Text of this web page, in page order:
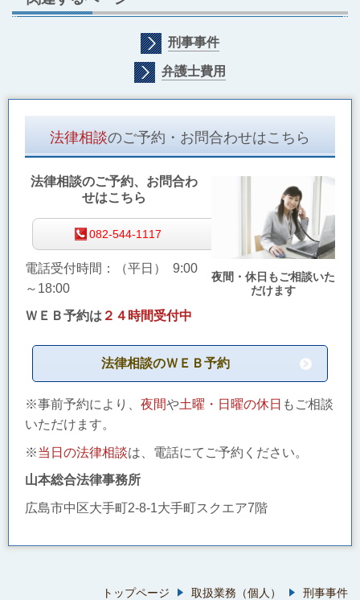
刑事事件
弁護士費用
法律相談のご予約・お問合わせはこちら
夜間・休日もご相談いた
だけます
法律相談のご予約、お問合わ
せはこちら
082-544-1117
電話受付時間：（平日） 9:00
～18:00
ＷＥＢ予約は ２４時間受付中
法律相談のＷＥＢ予約
※事前予約により、 夜間や土曜・日曜の休日 もご相談
いただけます。
※当日の法律相談は、電話にてご予約ください。
山本総合法律事務所
広島市中区大手町2-8-1大手町スクエア7階
トップページ 取扱業務（個人） 刑事事件